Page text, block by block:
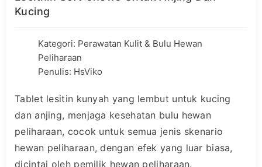
Kucing
Kategori: Perawatan Kulit & Bulu Hewan
Peliharaan
Penulis: HsViko
Tablet lesitin kunyah yang lembut untuk kucing
dan anjing, menjaga kesehatan bulu hewan
peliharaan, cocok untuk semua jenis skenario
hewan peliharaan, dengan efek yang luar biasa,
dicintai oleh pemilik hewan peliharaan.